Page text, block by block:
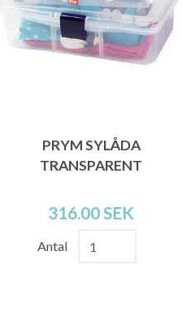
PRYM SYLÅDA
TRANSPARENT
316.00 SEK
Antal
50%!
och få